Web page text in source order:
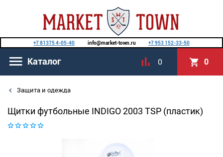
+7 81375 4-05-40 info@market-town.ru +7 953 152-33-50
Каталог 0 0
Защита и одежда
Щитки футбольные INDIGO 2003 TSP (пластик)